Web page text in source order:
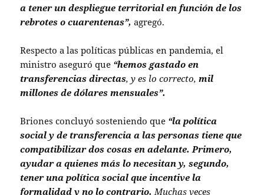
a tener un despliegue territorial en función de los
rebrotes o cuarentenas”, agregó.
Respecto a las políticas públicas en pandemia, el
ministro aseguró que “hemos gastado en
transferencias directas, y es lo correcto,mil
millones de dólares mensuales”.
Briones concluyó sosteniendo que “la política
social y de transferencia a las personas tiene que
compatibilizar dos cosas en adelante. Primero,
ayudar a quienes más lo necesitan y, segundo,
tener una política social que incentive la
formalidad y no lo contrario. Muchas veces